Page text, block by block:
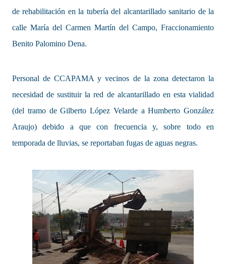
de rehabilitación en la tubería del alcantarillado sanitario de la
calle María del Carmen Martín del Campo, Fraccionamiento
Benito Palomino Dena.
Personal de CCAPAMA y vecinos de la zona detectaron la
necesidad de sustituir la red de alcantarillado en esta vialidad
(del tramo de Gilberto López Velarde a Humberto González
Araujo) debido a que con frecuencia y, sobre todo en
temporada de lluvias, se reportaban fugas de aguas negras.